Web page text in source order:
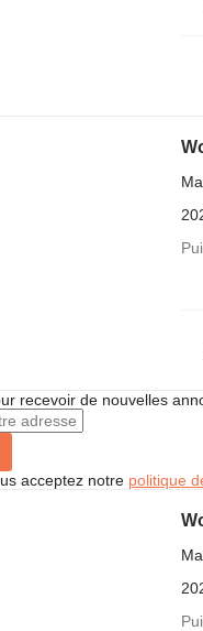
recevoir de nouvelles
acceptez notre politique